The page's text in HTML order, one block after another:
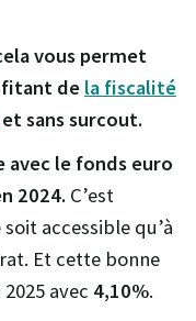
vous permet
de la fiscalité
et sans surcout.
avec le fonds euro
2024. C’est
accessible qu’à
Et cette bonne
avec 4,10%.